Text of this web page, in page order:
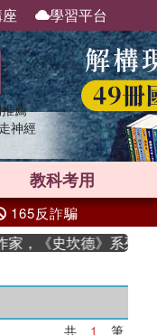
學習平台
薦
神經
教科考用
165反詐騙
《史坎德》系列帶你
共 1 筆